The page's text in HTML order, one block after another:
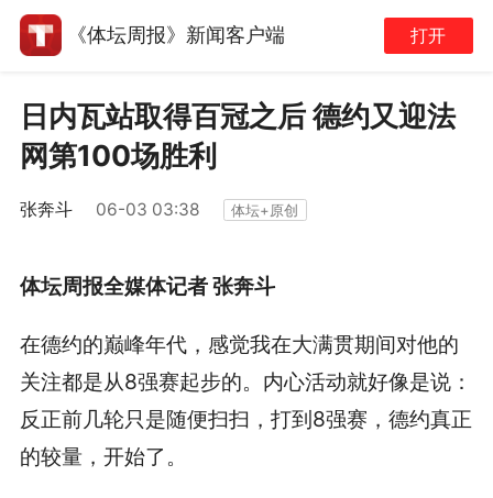
《体坛周报》新闻客户端 打开
日内瓦站取得百冠之后 德约又迎法
网第100场胜利
张奔斗 06-03 03:38 体坛+原创
体坛周报全媒体记者 张奔斗
在德约的巅峰年代，感觉我在大满贯期间对他的
关注都是从8强赛起步的。内心活动就好像是说：
反正前几轮只是随便扫扫，打到8强赛，德约真正
的较量，开始了。